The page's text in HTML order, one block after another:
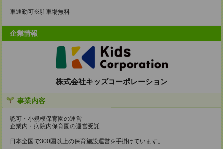
車通勤可※駐車場無料
企業情報
株式会社キッズコーポレーション
事業内容
認可・小規模保育園の運営
企業内・病院内保育園の運営受託
日本全国で300園以上の保育施設運営を手掛けています。